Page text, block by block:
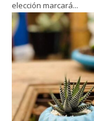
elección marcará...